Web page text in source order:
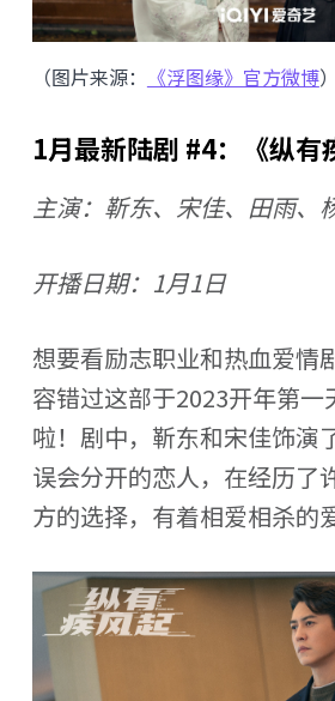
（图片来源： 《浮图缘》官方微博）
1月最新陆剧 #4：《纵有
主演：靳东、宋佳、田雨、
开播日期：1月1日
想要看励志职业和热血爱情
容错过这部于2023开年第一
啦！剧中，靳东和宋佳饰演
误会分开的恋人，在经历了
方的选择，有着相爱相杀的